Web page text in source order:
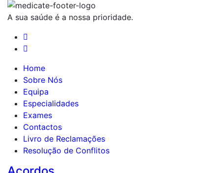
A sua saúde é a nossa prioridade.
Home
Sobre Nós
Equipa
Especialidades
Exames
Contactos
Livro de Reclamações
Resolução de Conflitos